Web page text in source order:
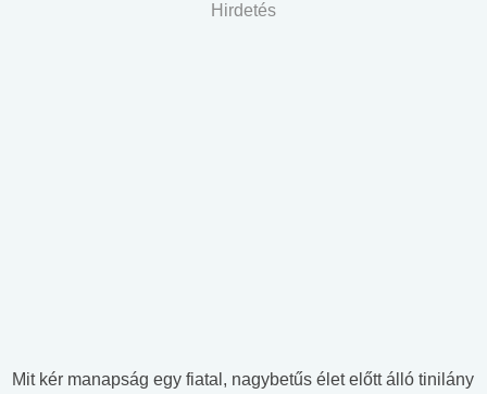
Hirdetés
Mit kér manapság egy fiatal, nagybetűs élet előtt álló tinilány